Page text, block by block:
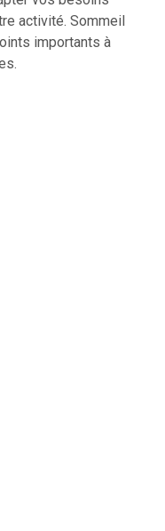
activité. Sommeil
importants à